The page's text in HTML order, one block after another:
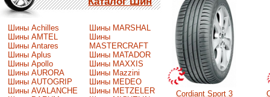
Шины Achilles
Шины AMTEL
Шины Antares
Шины Aplus
Шины Apollo
Шины AURORA
Шины AUTOGRIP
Шины AVALANCHE
Шины MARSHAL
Шины
MASTERCRAFT
Шины MATADOR
Шины MAXXIS
Шины Mazzini
Шины MEDEO
Шины METZELER
Cordiant Sport 3